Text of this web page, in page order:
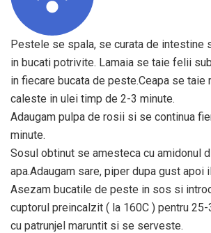
Pestele se spala, se curata de intestine
in bucati potrivite. Lamaia se taie felii
in fiecare bucata de peste.Ceapa se taie
caleste in ulei timp de 2-3 minute.
Adaugam pulpa de rosii si se continua
minute.
Sosul obtinut se amesteca cu amidonul
apa.Adaugam sare, piper dupa gust apoi
Asezam bucatile de peste in sos si
cuptorul preincalzit ( la 160C ) pentru
cu patrunjel maruntit si se serveste.